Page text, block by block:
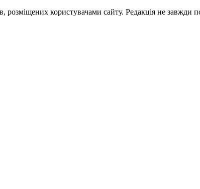
розміщених користувачами сайту. Редакція не завжди